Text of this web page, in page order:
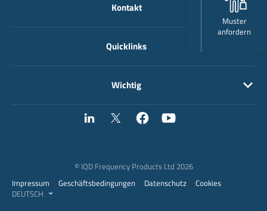
Muster
anfordern
Kontakt
Quicklinks
Wichtig
© IQD Frequency Products Ltd 2026
Impressum
Geschäftsbedingungen Datenschutz
Cookies
DEUTSCH